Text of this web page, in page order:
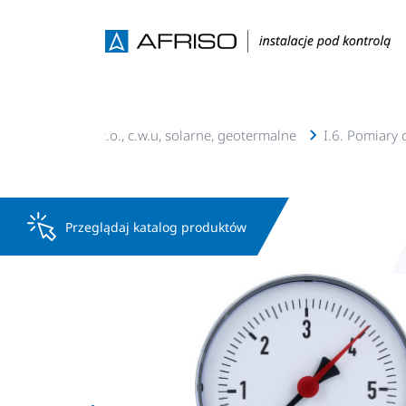
I. Instalacje c.o., c.w.u, solarne, geotermalne I.6. Pomiary
Przeglądaj katalog produktów